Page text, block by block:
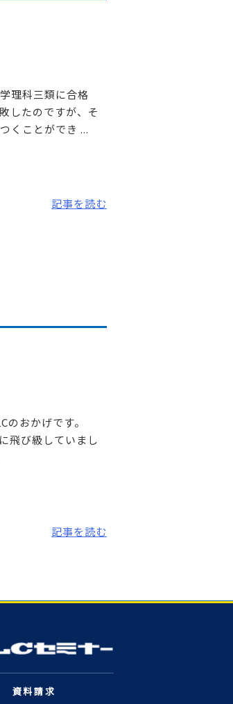
理科三類に合格
したのですが、そ
くことができ ...
記事を読む
おかげです。
飛び級していまし
記事を読む
資料請求